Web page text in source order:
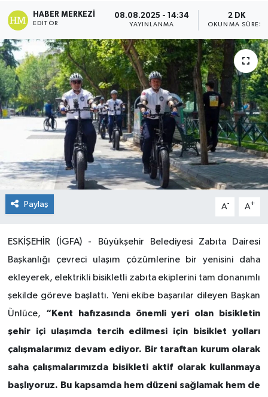
HABER MERKEZI
EDITÖR
08.08.2025 - 14:34
YAYINLANMA
2 DK
OKUNMA SÜRESI
Paylaş A- A+
ESKİŞEHİR (İGFA) - Büyükşehir Belediyesi Zabıta Dairesi
Başkanlığı çevreci ulaşım çözümlerine bir yenisini daha
ekleyerek, elektrikli bisikletli zabıta ekiplerini tam donanımlı
şekilde göreve başlattı. Yeni ekibe başarılar dileyen Başkan
Ünlüce, “Kent hafızasında önemli yeri olan bisikletin
şehir içi ulaşımda tercih edilmesi için bisiklet yolları
çalışmalarımız devam ediyor. Bir taraftan kurum olarak
saha çalışmalarımızda bisikleti aktif olarak kullanmaya
başlıyoruz. Bu kapsamda hem düzeni sağlamak hem de